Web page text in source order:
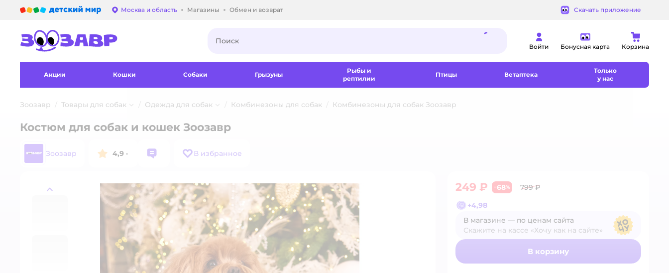
Выбор адреса доставки.
Москва и область Магазины Обмен и возврат Скачать приложение
Войти Бонусная карта Корзина
Акции Кошки Собаки Грызуны
Рыбы и
рептилии
Птицы Ветаптека
Только
у нас
Зоозавр Товары для собак Одежда для собак Комбинезоны для собак Комбинезоны для собак Зоозавр
назад
Костюм для собак и кошек Зоозавр
Зоозавр 4,9 · В избранное
249 ₽ −68%
799 ₽
+4,98
В магазине — по ценам сайта
Скажите на кассе «Хочу как на сайте»
В магазине — по ценам сайта
В корзину